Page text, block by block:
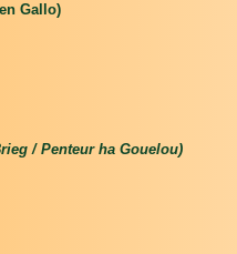
Gallo)
/ Penteur ha Gouelou)